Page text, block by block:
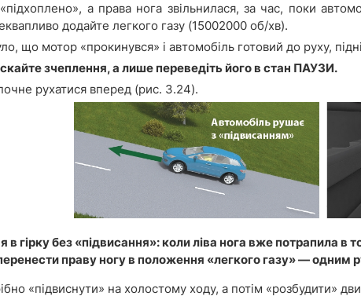
а права нога звільнилася, за час, поки
додайте легкого газу (15002000 об/хв).
що мотор «прокинувся» і автомобіль готовий до руху,
зчеплення, а лише переведіть його в стан ПАУЗИ.
рухатися вперед (рис. 3.24).
гірку без «підвисання»: коли ліва нога вже потрапила в
праву ногу в положення «легкого газу» —
«підвиснути» на холостому ходу, а потім «розбудити»